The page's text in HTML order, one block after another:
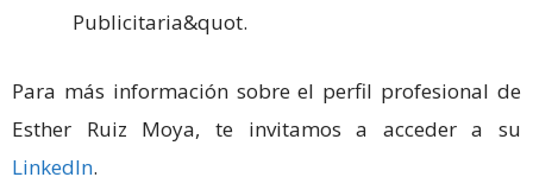
Publicitaria&quot.
Para más información sobre el perfil profesional de
Esther Ruiz Moya, te invitamos a acceder a su
LinkedIn.